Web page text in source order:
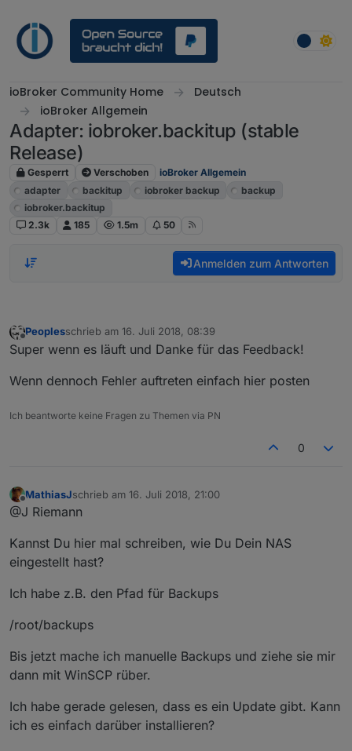
ioBroker Community Home
Deutsch
ioBroker Allgemein
Adapter: iobroker.backitup (stable
Release)
Gesperrt Verschoben
ioBroker Allgemein
adapter
backitup iobroker backup
backup
iobroker.backitup
2.3k
185 1.5m 50
Anmelden zum Antworten
Peoplesschrieb am 16. Juli 2018, 08:39
zuletzt editiert von
Super wenn es läuft und Danke für das Feedback!
Wenn dennoch Fehler auftreten einfach hier posten
Ich beantworte keine Fragen zu Themen via PN
0
Offline
MathiasJschrieb am 16. Juli 2018, 21:00
zuletzt editiert von
@J Riemann
Kannst Du hier mal schreiben, wie Du Dein NAS
eingestellt hast?
Ich habe z.B. den Pfad für Backups
/root/backups
Bis jetzt mache ich manuelle Backups und ziehe sie mir
dann mit WinSCP rüber.
Ich habe gerade gelesen, dass es ein Update gibt. Kann
ich es einfach darüber installieren?